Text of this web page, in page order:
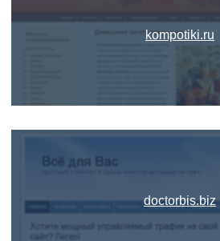
kompotiki.ru
doctorbis.biz